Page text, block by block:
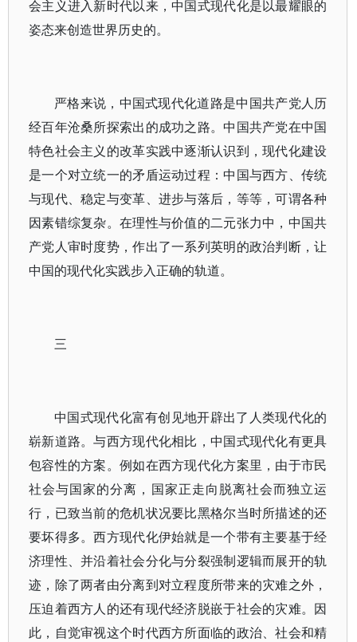
会主义进入新时代以来，中国式现代化是以最耀眼的
姿态来创造世界历史的。
严格来说，中国式现代化道路是中国共产党人历
经百年沧桑所探索出的成功之路。中国共产党在中国
特色社会主义的改革实践中逐渐认识到，现代化建设
是一个对立统一的矛盾运动过程：中国与西方、传统
与现代、稳定与变革、进步与落后，等等，可谓各种
因素错综复杂。在理性与价值的二元张力中，中国共
产党人审时度势，作出了一系列英明的政治判断，让
中国的现代化实践步入正确的轨道。
三
中国式现代化富有创见地开辟出了人类现代化的
崭新道路。与西方现代化相比，中国式现代化有更具
包容性的方案。例如在西方现代化方案里，由于市民
社会与国家的分离，国家正走向脱离社会而独立运
行，已致当前的危机状况要比黑格尔当时所描述的还
要坏得多。西方现代化伊始就是一个带有主要基于经
济理性、并沿着社会分化与分裂强制逻辑而展开的轨
迹，除了两者由分离到对立程度所带来的灾难之外，
压迫着西方人的还有现代经济脱嵌于社会的灾难。因
此，自觉审视这个时代西方所面临的政治、社会和精